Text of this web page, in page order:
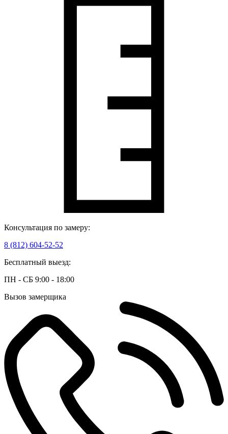
Консультация по замеру:
8 (812) 604-52-52
Бесплатный выезд:
ПН - СБ 9:00 - 18:00
Вызов замерщика